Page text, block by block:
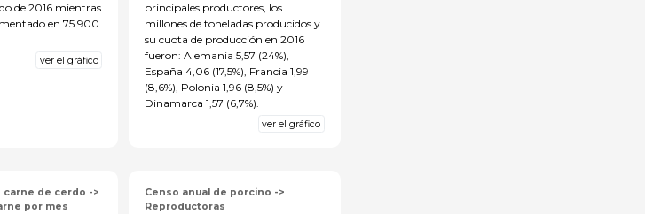
de 2016 mientras
en 75.900
ver el gráfico
principales productores, los
millones de toneladas producidos y
su cuota de producción en 2016
fueron: Alemania 5,57 (24%),
España 4,06 (17,5%), Francia 1,99
(8,6%), Polonia 1,96 (8,5%) y
Dinamarca 1,57 (6,7%).
ver el gráfico
carne de cerdo ->
por mes
Censo anual de porcino ->
Reproductoras